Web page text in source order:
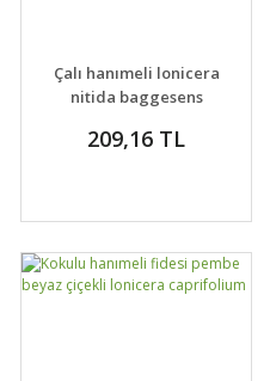
Çalı hanımeli lonicera
nitida baggesens
209,16 TL